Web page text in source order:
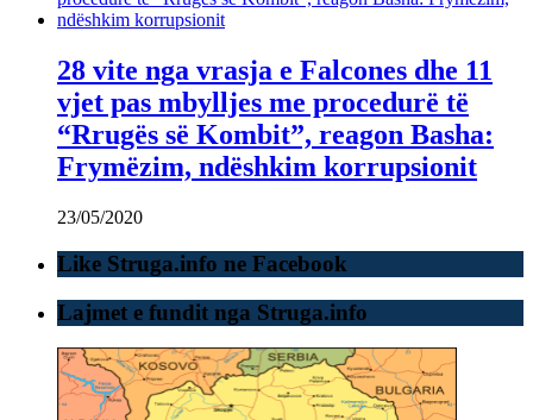
28 vite nga vrasja e Falcones dhe 11
vjet pas mbylljes me procedurë të
“Rrugës së Kombit”, reagon Basha:
Frymëzim, ndëshkim korrupsionit
23/05/2020
Like Struga.info ne Facebook
Lajmet e fundit nga Struga.info